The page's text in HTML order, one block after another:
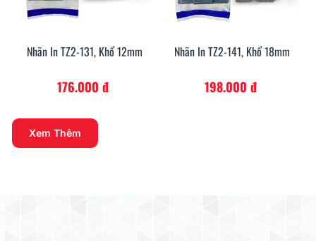
Nhãn In TZ2-131, Khổ 12mm
176.000 đ
Nhãn In TZ2-141, Khổ 18mm
198.000 đ
Xem Thêm